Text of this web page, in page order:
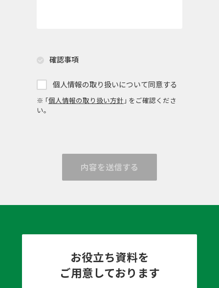
確認事項
個人情報の取り扱いについて同意する
※ ｢個人情報の取り扱い方針 ｣ をご確認くださ
い。
内容を送信する
お役立ち資料を
ご用意しております